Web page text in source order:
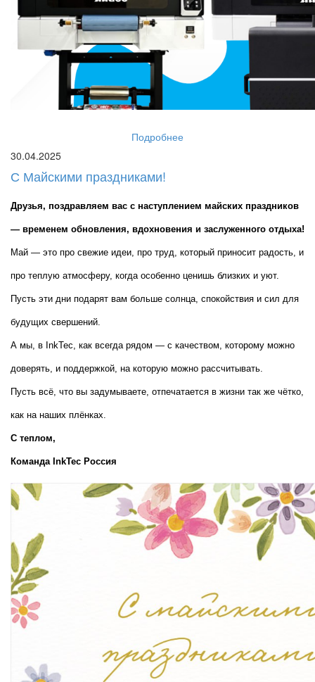
Подробнее
30.04.2025
С Майскими праздниками!
Друзья, поздравляем вас с наступлением майских праздников
— временем обновления, вдохновения и заслуженного отдыха!
Май — это про свежие идеи, про труд, который приносит радость, и
про теплую атмосферу, когда особенно ценишь близких и уют.
Пусть эти дни подарят вам больше солнца, спокойствия и сил для
будущих свершений.
А мы, в InkTec, как всегда рядом — с качеством, которому можно
доверять, и поддержкой, на которую можно рассчитывать.
Пусть всё, что вы задумываете, отпечатается в жизни так же чётко,
как на наших плёнках.
С теплом,
Команда InkTec Россия